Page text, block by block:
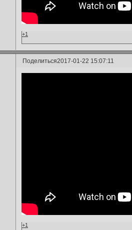
+1
Поделиться2017-01-22 15:07:11
+1